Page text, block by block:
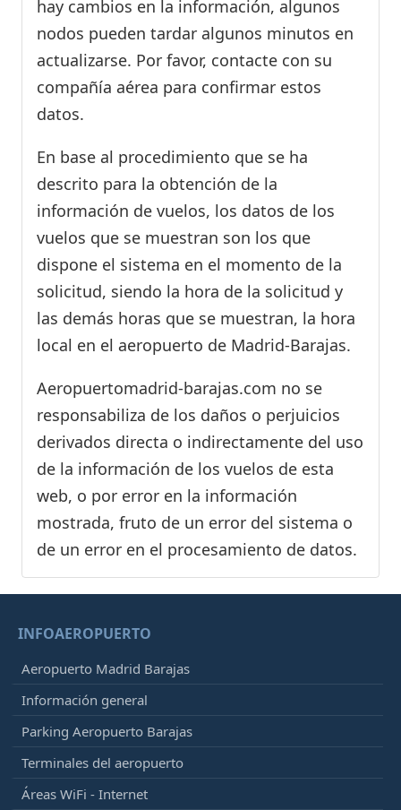
hay cambios en la información, algunos
nodos pueden tardar algunos minutos en
actualizarse. Por favor, contacte con su
compañía aérea para confirmar estos
datos.
En base al procedimiento que se ha
descrito para la obtención de la
información de vuelos, los datos de los
vuelos que se muestran son los que
dispone el sistema en el momento de la
solicitud, siendo la hora de la solicitud y
las demás horas que se muestran, la hora
local en el aeropuerto de Madrid-Barajas.
Aeropuertomadrid-barajas.com no se
responsabiliza de los daños o perjuicios
derivados directa o indirectamente del uso
de la información de los vuelos de esta
web, o por error en la información
mostrada, fruto de un error del sistema o
de un error en el procesamiento de datos.
INFOAEROPUERTO
Aeropuerto Madrid Barajas
Información general
Parking Aeropuerto Barajas
Terminales del aeropuerto
Áreas WiFi - Internet